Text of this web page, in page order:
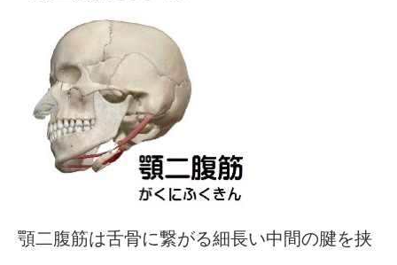
顎二腹筋は舌骨に繋がる細長い中間の腱を挟